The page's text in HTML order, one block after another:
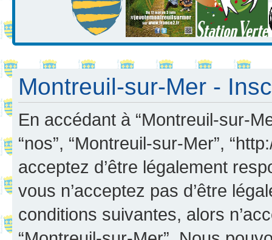
Montreuil-sur-Mer -
En accédant à “Montreuil-sur-
“nos”, “Montreuil-sur-Mer”,
acceptez d’être légalement
vous n’acceptez pas d’être
conditions suivantes, alors